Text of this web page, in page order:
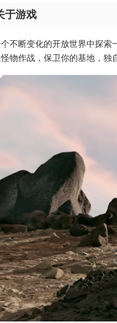
于游戏
不断变化的开放世界中探索
物作战，保卫你的基地，独